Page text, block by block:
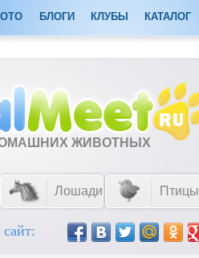
БЛОГИ КЛУБЫ КАТАЛОГ
ЖИВОТНЫХ
Лошади Птицы